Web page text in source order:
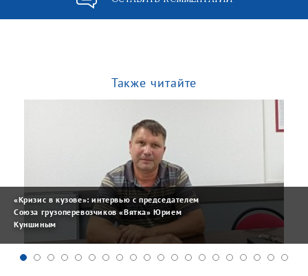
Также читайте
«Кризис в кузове»: интервью с председателем
Союза грузоперевозчиков «Вятка» Юрием
Куншиным